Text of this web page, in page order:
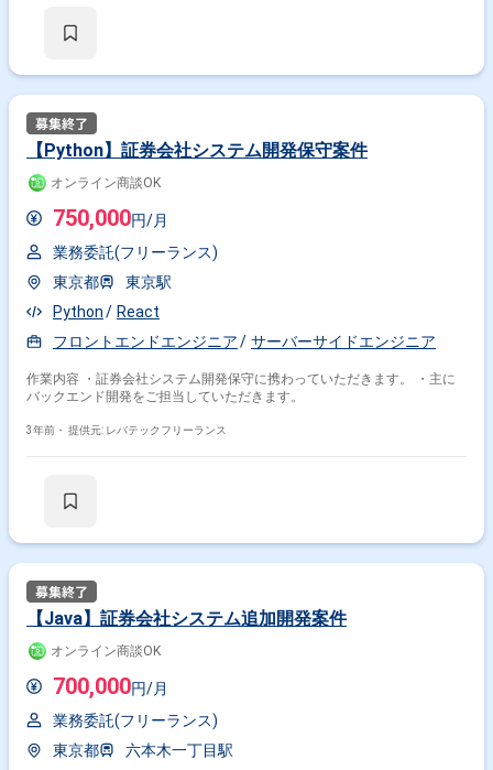
【Python】証券会社システム開発保守案件
オンライン商談OK
750,000円/月
業務委託(フリーランス)
東京都
東京駅
Python
React
フロントエンドエンジニア
サーバーサイドエンジニア
作業内容 ・証券会社システム開発保守に携わっていただきます。 ・主に
バックエンド開発をご担当していただきます。
3年前・ 提供元: レバテックフリーランス
【Java】証券会社システム追加開発案件
オンライン商談OK
700,000円/月
業務委託(フリーランス)
東京都
六本木一丁目駅